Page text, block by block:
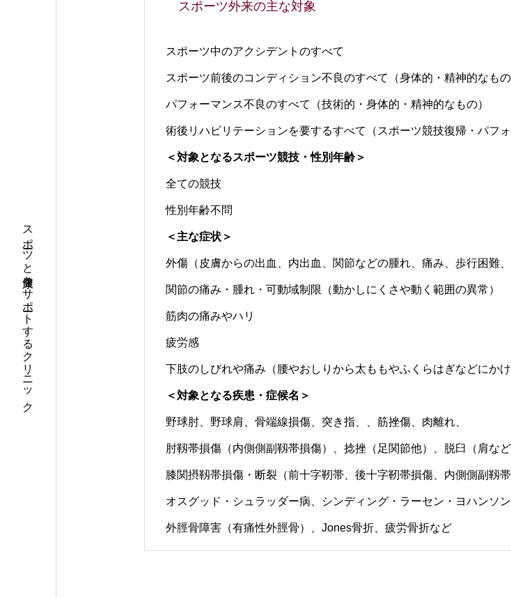
スポーツと健康をサポートするクリニック
スポーツ外来の主な対象
スポーツ中のアクシデントのすべて
スポーツ前後のコンディション不良のすべて（身体的・精神的なもの
パフォーマンス不良のすべて（技術的・身体的・精神的なもの）
術後リハビリテーションを要するすべて（スポーツ競技復帰・パフォ
＜対象となるスポーツ競技・性別年齢＞
全ての競技
性別年齢不問
＜主な症状＞
外傷（皮膚からの出血、内出血、関節などの腫れ、痛み、歩行困難、
関節の痛み・腫れ・可動域制限（動かしにくさや動く範囲の異常）
筋肉の痛みやハリ
疲労感
下肢のしびれや痛み（腰やおしりから太ももやふくらはぎなどにかけ
＜対象となる疾患・症候名＞
野球肘、野球肩、骨端線損傷、突き指、、筋挫傷、肉離れ、
肘靱帯損傷（内側側副靱帯損傷）、捻挫（足関節他）、脱臼（肩など
膝関摂靱帯損傷・断裂（前十字靭帯、後十字靭帯損傷、内側側副靱
オスグッド・シュラッダー病、シンディング・ラーセン・ヨハンソ
外脛骨障害（有痛性外脛骨）、Jones骨折、疲労骨折など